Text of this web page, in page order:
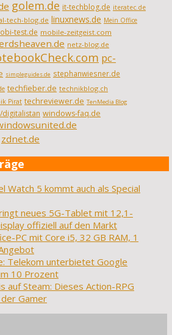
golem.de it-techblog.de iteratec.de
tech-blog.de linuxnews.de Mein Office
test.de mobile-zeitgeist.com
netz-blog.de
pc-
simpleguides.de stephanwiesner.de
techfieber.de technikblog.ch
Pirat techreviewer.de TenMedia Blog
windows-faq.de
zdnet.de
Watch 5 kommt auch als Special
neues 5G-Tablet mit 12,1-
offiziell auf den Markt
PC mit Core i5, 32 GB RAM, 1
Telekom unterbietet Google
10 Prozent
auf Steam: Dieses Action-RPG
Gamer